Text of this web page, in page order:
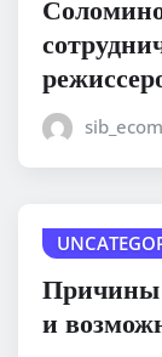
Причины
и